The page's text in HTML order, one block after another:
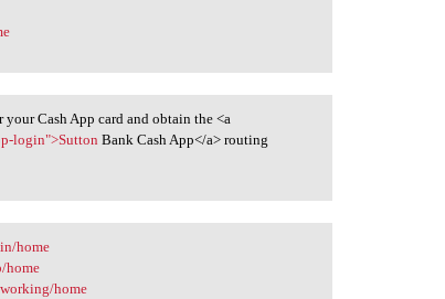
Cash App card and obtain the <a
login">Sutton Bank Cash App</a> routing
home
home
home